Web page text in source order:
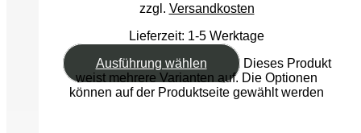
zzgl. Versandkosten
Lieferzeit: 1-5 Werktage
Ausführung wählen
Dieses Produkt
weist mehrere Varianten auf. Die Optionen
können auf der Produktseite gewählt werden